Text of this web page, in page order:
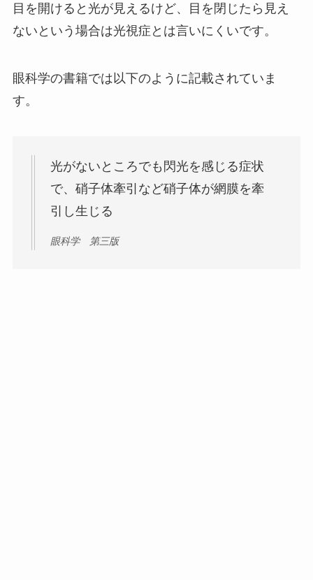
目を開けると光が見えるけど、目を閉じたら見え
ないという場合は光視症とは言いにくいです。
眼科学の書籍では以下のように記載されていま
す。
光がないところでも閃光を感じる症状
で、硝子体牽引など硝子体が網膜を牽
引し生じる
眼科学 第三版